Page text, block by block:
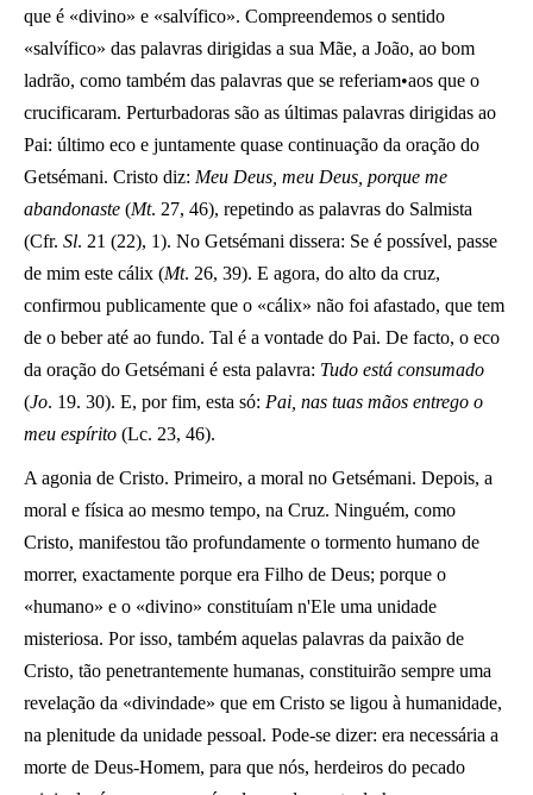
que é «divino» e «salvífico». Compreendemos o sentido
«salvífico» das palavras dirigidas a sua Mãe, a João, ao bom
ladrão, como também das palavras que se referiam•aos que o
crucificaram. Perturbadoras são as últimas palavras dirigidas ao
Pai: último eco e juntamente quase continuação da oração do
Getsémani. Cristo diz: Meu Deus, meu Deus, porque me
abandonaste (Mt. 27, 46), repetindo as palavras do Salmista
(Cfr. Sl. 21 (22), 1). No Getsémani dissera: Se é possível, passe
de mim este cálix (Mt. 26, 39). E agora, do alto da cruz,
confirmou publicamente que o «cálix» não foi afastado, que tem
de o beber até ao fundo. Tal é a vontade do Pai. De facto, o eco
da oração do Getsémani é esta palavra: Tudo está consumado
(Jo. 19. 30). E, por fim, esta só: Pai, nas tuas mãos entrego o
meu espírito (Lc. 23, 46).
A agonia de Cristo. Primeiro, a moral no Getsémani. Depois, a
moral e física ao mesmo tempo, na Cruz. Ninguém, como
Cristo, manifestou tão profundamente o tormento humano de
morrer, exactamente porque era Filho de Deus; porque o
«humano» e o «divino» constituíam n'Ele uma unidade
misteriosa. Por isso, também aquelas palavras da paixão de
Cristo, tão penetrantemente humanas, constituirão sempre uma
revelação da «divindade» que em Cristo se ligou à humanidade,
na plenitude da unidade pessoal. Pode-se dizer: era necessária a
morte de Deus-Homem, para que nós, herdeiros do pecado